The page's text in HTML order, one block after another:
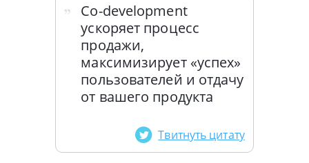
Сo-development
ускоряет процесс
продажи,
максимизирует «успех»
пользователей и отдачу
от вашего продукта
Твитнуть цитату